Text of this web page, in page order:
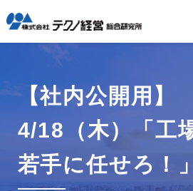
【社内公開用】
4/18（木）「工
若手に任せろ！」